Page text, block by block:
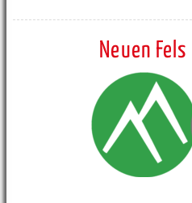
Neuen